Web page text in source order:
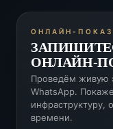
ОНЛАЙН-ПОКАЗ
ОНЛАЙН-
Проведём живую
WhatsApp.
инфраструктуру,
времени.